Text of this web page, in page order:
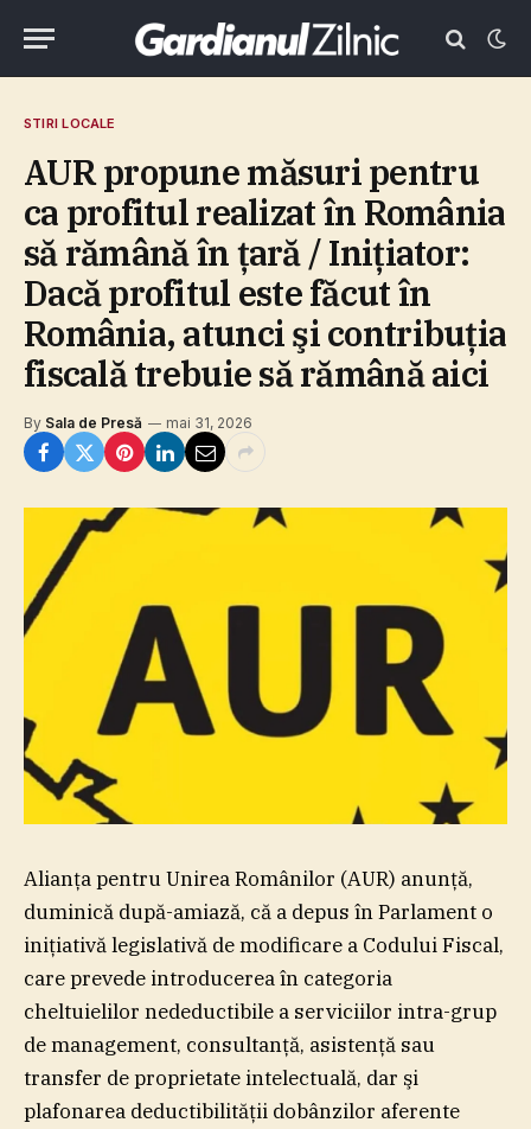
STIRI LOCALE
AUR propune măsuri pentru
ca profitul realizat în România
să rămână în ţară / Iniţiator:
Dacă profitul este făcut în
România, atunci şi contribuţia
fiscală trebuie să rămână aici
By Sala de Presă mai 31, 2026
Alianţa pentru Unirea Românilor (AUR) anunţă,
duminică după-amiază, că a depus în Parlament o
iniţiativă legislativă de modificare a Codului Fiscal,
care prevede introducerea în categoria
cheltuielilor nedeductibile a serviciilor intra-grup
de management, consultanţă, asistenţă sau
transfer de proprietate intelectuală, dar şi
plafonarea deductibilităţii dobânzilor aferente